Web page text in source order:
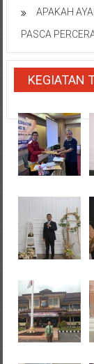
APAKAH
PASCA
KEGIATAN